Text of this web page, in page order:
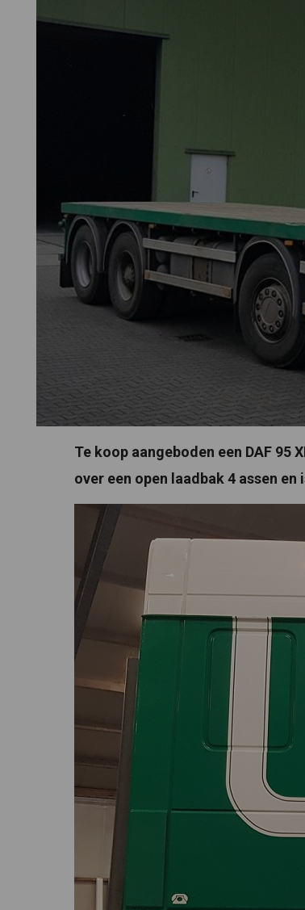
Te koop aangeboden een DAF 95
over een open laadbak 4 assen